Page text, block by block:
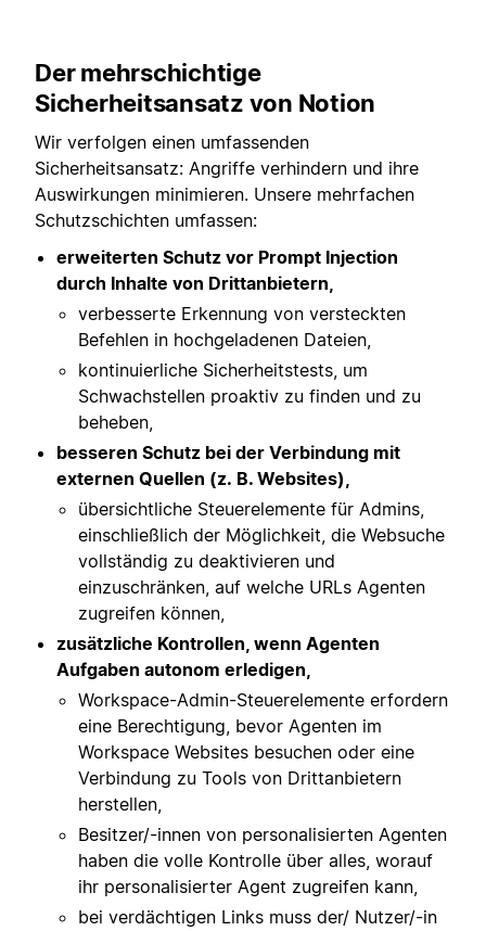
Der mehrschichtige
Sicherheitsansatz von Notion
Wir verfolgen einen umfassenden
Sicherheitsansatz: Angriffe verhindern und ihre
Auswirkungen minimieren. Unsere mehrfachen
Schutzschichten umfassen:
erweiterten Schutz vor Prompt Injection
durch Inhalte von Drittanbietern,
verbesserte Erkennung von versteckten
Befehlen in hochgeladenen Dateien,
kontinuierliche Sicherheitstests, um
Schwachstellen proaktiv zu finden und zu
beheben,
besseren Schutz bei der Verbindung mit
externen Quellen (z. B. Websites),
übersichtliche Steuerelemente für Admins,
einschließlich der Möglichkeit, die Websuche
vollständig zu deaktivieren und
einzuschränken, auf welche URLs Agenten
zugreifen können,
zusätzliche Kontrollen, wenn Agenten
Aufgaben autonom erledigen,
Workspace-Admin-Steuerelemente erfordern
eine Berechtigung, bevor Agenten im
Workspace Websites besuchen oder eine
Verbindung zu Tools von Drittanbietern
herstellen,
Besitzer/-innen von personalisierten Agenten
haben die volle Kontrolle über alles, worauf
ihr personalisierter Agent zugreifen kann,
bei verdächtigen Links muss der/ Nutzer/-in